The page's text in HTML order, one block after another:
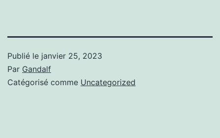
Publié le janvier 25, 2023
Par Gandalf
Catégorisé comme Uncategorized